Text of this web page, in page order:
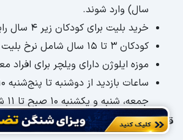
سال) وارد شوند.
خرید بلیت برای کودکان زیر ۴ سال رایگان است.
کودکان ۳ تا ۱۵ سال شامل نرخ بلیت کودک می‌شوند.
موزه ایلوژن دارای ویلچر برای افراد
جمعه، شنبه و یکشنبه ۱۰ صبح تا ۱۱ شب است.
قبل از خرید بلیت هم به موارد زیر توجه